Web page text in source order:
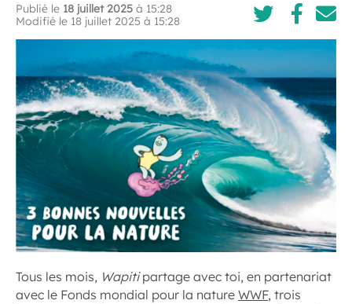
Publié le 18 juillet 2025 à 15:28
Modifié le 18 juillet 2025 à 15:28
Tous les mois, Wapitipartage avec toi, en partenariat
avec le Fonds mondial pour la nature WWF, trois